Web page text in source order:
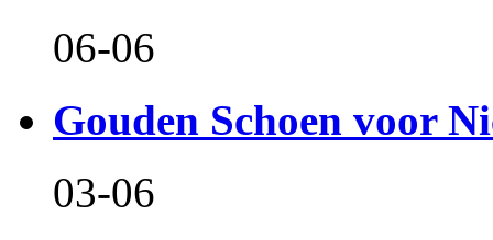
06-06
Gouden Schoen voor
03-06